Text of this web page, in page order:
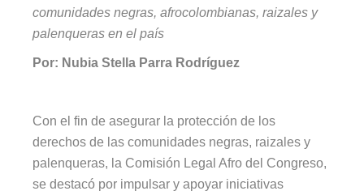
comunidades negras, afrocolombianas, raizales y
palenqueras en el país
Por: Nubia Stella Parra Rodríguez
Con el fin de asegurar la protección de los
derechos de las comunidades negras, raizales y
palenqueras, la Comisión Legal Afro del Congreso,
se destacó por impulsar y apoyar iniciativas